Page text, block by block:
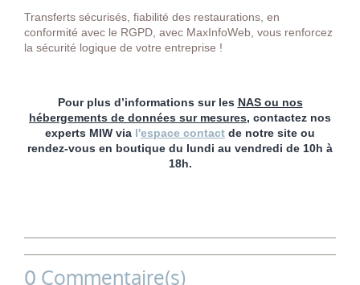
Transferts sécurisés, fiabilité des restaurations, en
conformité avec le RGPD, avec MaxInfoWeb, vous renforcez
la sécurité logique de votre entreprise !
Pour plus d’informations sur les NAS ou nos
hébergements de données sur mesures, contactez nos
experts MIW via l'espace contact de notre site ou
rendez-vous en boutique du lundi au vendredi de 10h à
18h.
0 Commentaire(s)